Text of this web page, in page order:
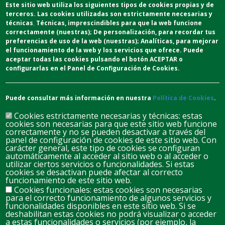
D L M M J V S
26 27 28 29 30 31
2 3 4 5 6 7 8
Este sitio web utiliza los siguientes tipos de cookies propias y de
terceros. Las cookies utilizadas son estrictamente necesarias y
técnicas, Técnicas, imprescindibles para que la web funcione
correctamente (nuestras); De personalización, para recordar tus
preferencias de uso de la web (nuestras);Analíticas, para mejorar
el funcionamiento de la web y los servicios que ofrece. Puede
aceptar todas las cookies pulsando el botón ACEPTAR o
configurarlas en el Panel de Configuración de Cookies.
Puede consultar más información en nuestra Política de Cookies.
Cookies estrictamente necesarias y técnicas: estas
cookies son necesarias para que este sitio web funcione
correctamente y no se pueden desactivar a través del
panel de configuración de cookies de este sitio web. Con
carácter general, este tipo de cookies se configuran
automáticamente al acceder al sitio web o al acceder o
utilizar ciertos servicios o funcionalidades. Si estas
cookies se desactivan puede afectar al correcto
funcionamiento de este sitio web.
Cookies funcionales: estas cookies son necesarias
para el correcto funcionamiento de algunos servicios y
funcionalidades disponibles en este sitio web. Si se
deshabilitan estas cookies no podrá visualizar o acceder
a estas funcionalidades o servicios (por ejemplo, la